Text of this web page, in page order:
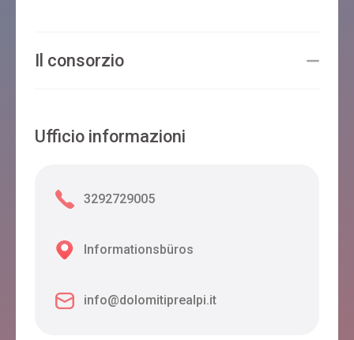
Il consorzio
Ufficio informazioni
3292729005
Informationsbüros
info@dolomitiprealpi.it